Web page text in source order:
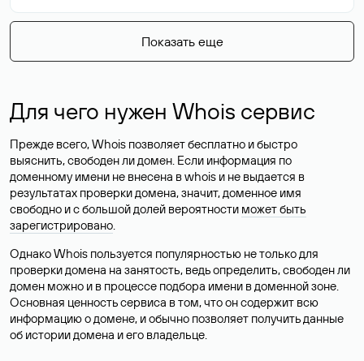
Показать еще
Для чего нужен Whois сервис
Прежде всего, Whois позволяет бесплатно и быстро
выяснить, свободен ли домен. Если информация по
доменному имени не внесена в whois и не выдается в
результатах проверки домена, значит, доменное имя
свободно и с большой долей вероятности может быть
зарегистрировано.
Однако Whois пользуется популярностью не только для
проверки домена на занятость, ведь определить, свободен ли
домен можно и в процессе подбора имени в доменной зоне.
Основная ценность сервиса в том, что он содержит всю
информацию о домене, и обычно позволяет получить данные
об истории домена и его владельце.